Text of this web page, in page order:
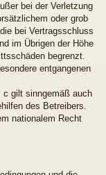
bei der Verletzung
oder grob
bei Vertragsschluss
im Übrigen der Höhe
begrenzt.
entgangenen
c gilt sinngemäß auch
des Betreibers.
nationalem Recht